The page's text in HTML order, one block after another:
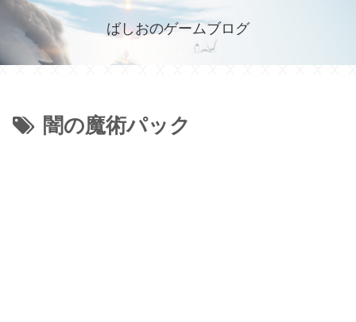
ばしおのゲームブログ
闇の魔術パック